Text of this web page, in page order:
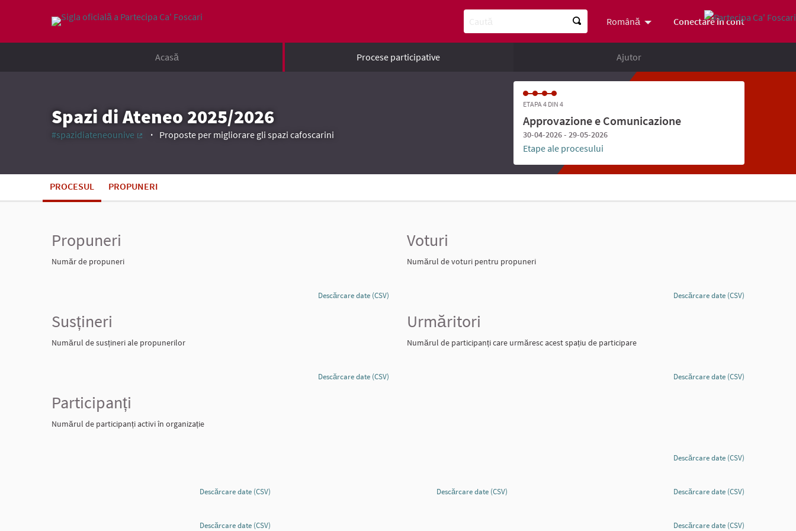
Română Scegli la linguaChoose language
Conectare în cont
Acasă Procese participative Ajutor
Spazi di Ateneo 2025/2026
#spazidiateneounive
Proposte per migliorare gli spazi cafoscarini
ETAPA 4 DIN 4
Approvazione e Comunicazione
30-04-2026 - 29-05-2026
Etape ale procesului
PROCESUL PROPUNERI
Propuneri
Număr de propuneri
Descărcare date (CSV)
Voturi
Numărul de voturi pentru propuneri
Descărcare date (CSV)
Susțineri
Numărul de susțineri ale propunerilor
Descărcare date (CSV)
Urmăritori
Numărul de participanți care urmăresc acest spațiu de participare
Descărcare date (CSV)
Participanți
Numărul de participanți activi în organizație
Descărcare date (CSV)
Descărcare date (CSV) Descărcare date (CSV) Descărcare date (CSV)
Descărcare date (CSV) Descărcare date (CSV)